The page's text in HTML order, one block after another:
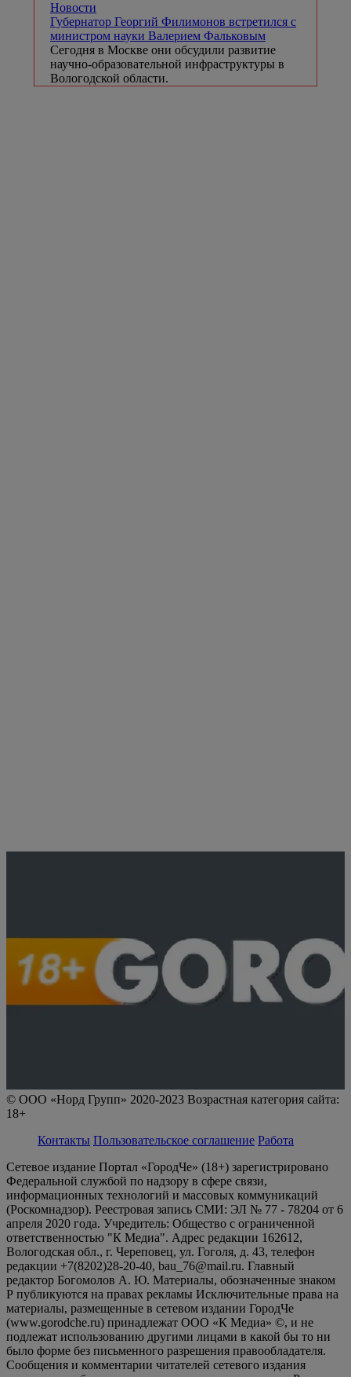
Новости
Губернатор Георгий Филимонов встретился с
министром науки Валерием Фальковым
Сегодня в Москве они обсудили развитие
научно-образовательной инфраструктуры в
Вологодской области.
© ООО «Норд Групп» 2020-2023 Возрастная категория сайта:
18+
Контакты Пользовательское соглашение Работа
Сетевое издание Портал «ГородЧе» (18+) зарегистрировано
Федеральной службой по надзору в сфере связи,
информационных технологий и массовых коммуникаций
(Роскомнадзор). Реестровая запись СМИ: ЭЛ № 77 - 78204 от 6
апреля 2020 года. Учредитель: Общество с ограниченной
ответственностью "К Медиа". Адрес редакции 162612,
Вологодская обл., г. Череповец, ул. Гоголя, д. 43, телефон
редакции +7(8202)28-20-40, bau_76@mail.ru. Главный
редактор Богомолов А. Ю. Материалы, обозначенные знаком
Р публикуются на правах рекламы Исключительные права на
материалы, размещенные в сетевом издании ГородЧе
(www.gorodche.ru) принадлежат ООО «К Медиа» ©, и не
подлежат использованию другими лицами в какой бы то ни
было форме без письменного разрешения правообладателя.
Сообщения и комментарии читателей сетевого издания